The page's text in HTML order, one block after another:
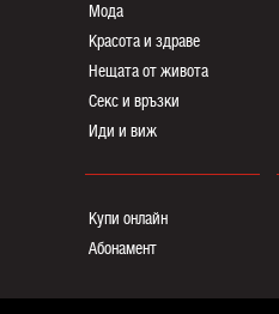
Мода
Красота и здраве
Нещата от живота
Секс и връзки
Иди и виж
Купи онлайн
Абонамент